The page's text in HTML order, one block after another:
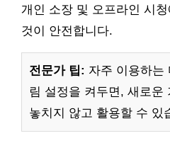
개인 소장 및 오프라인 시
것이 안전합니다.
전문가 팁: 자주 이용하는
림 설정을 켜두면, 새로운
놓치지 않고 활용할 수 있